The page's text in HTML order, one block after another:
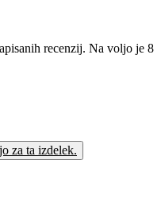
recenzij. Na voljo je 8
za ta izdelek.